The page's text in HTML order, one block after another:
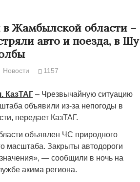
Жамбылской области –
авто и поезда, в Шу
Новости 1157
КазТАГ– Чрезвычайную ситуацию
объявили из-за непогоды в
передает КазТАГ.
объявлен ЧС природного
масштаба. Закрыты автодороги
значения», — сообщили в ночь на
акима региона.